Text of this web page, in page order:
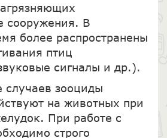
сооружения. В
более распространены
птиц
сигналы и др.).
случаев зооциды
на животных при
При работе с
строго